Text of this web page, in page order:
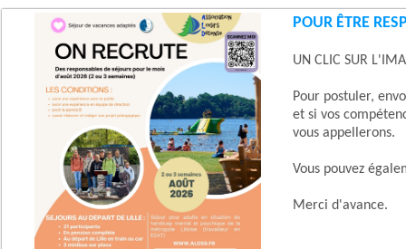
POUR ÊTRE
UN CLIC SUR
Pour postuler,
et si vos
vous appellerons.
Vous pouvez
Merci d'avance.